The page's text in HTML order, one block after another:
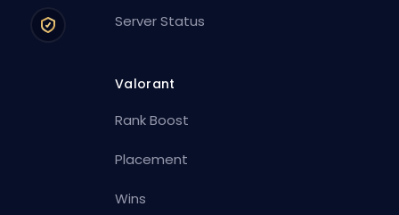
Server Status
Valorant
Rank Boost
Placement
Wins